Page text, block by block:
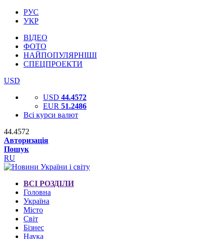
РУС
УКР
ВІДЕО
ФОТО
НАЙПОПУЛЯРНІШІ
СПЕЦПРОЕКТИ
USD
USD 44.4572
EUR 51.2486
Всі курси валют
44.4572
Авторизація
Пошук
RU
ВСІ РОЗДІЛИ
Головна
Україна
Місто
Світ
Бізнес
Наука